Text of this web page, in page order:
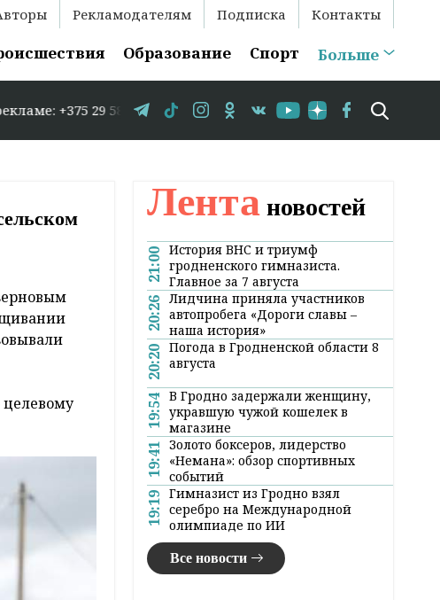
Рекламодателям Подписка Контакты
Образование Спорт Больше
29 583-35-86 // В Гродно временно закрывается движение
целевому
Лента новостей
21:00 История ВНС и триумф
гродненского гимназиста.
Главное за 7 августа
20:26 Лидчина приняла участников
автопробега «Дороги славы –
наша история»
20:20 Погода в Гродненской области 8
августа
19:54 В Гродно задержали женщину,
укравшую чужой кошелек в
магазине
19:41 Золото боксеров, лидерство
«Немана»: обзор спортивных
событий
19:19 Гимназист из Гродно взял
серебро на Международной
олимпиаде по ИИ
Все новости